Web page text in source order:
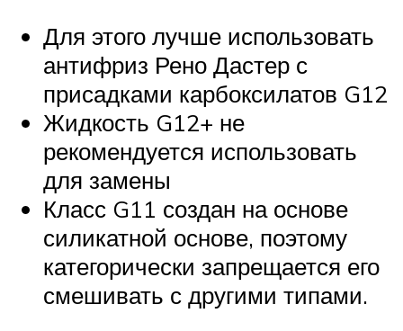
Для этого лучше использовать
антифриз Рено Дастер с
присадками карбоксилатов G12
Жидкость G12+ не
рекомендуется использовать
для замены
Класс G11 создан на основе
силикатной основе, поэтому
категорически запрещается его
смешивать с другими типами.